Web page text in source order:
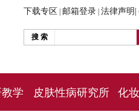
下载专区 邮箱登录 法律声明|
搜 索
学 皮肤性病研究所 化